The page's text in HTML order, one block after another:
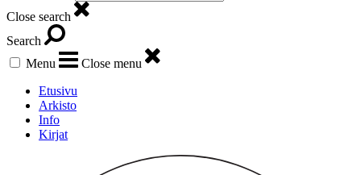
Close search
Search
Menu
Close menu
Etusivu
Arkisto
Info
Kirjat